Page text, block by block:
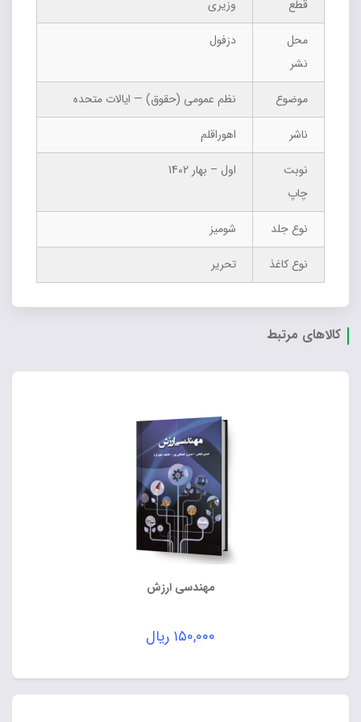
قطع
وزیری
محل
نشر
دزفول
موضوع
نظم عمومی (حقوق) — ایالات متحده
ناشر
اهوراقلم
نوبت
چاپ
اول – بهار 1402
نوع جلد
شومیز
نوع کاغذ
تحریر
کالاهای مرتبط
مهندسی ارزش
۱۵۰,۰۰۰ ریال